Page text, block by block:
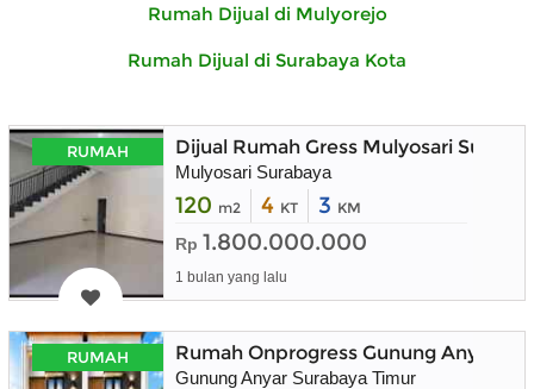
Rumah Dijual di Mulyorejo
Rumah Dijual di Surabaya Kota
RUMAH Dijual Rumah Gress Mulyosari
Mulyosari Surabaya
120 m2 4 KT 3 KM
Rp 1.800.000.000
1 bulan yang lalu
RUMAH Rumah Onprogress Gunung Anyar
Gunung Anyar Surabaya Timur